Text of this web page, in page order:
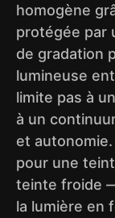
homogène
protégée par
de gradation
lumineuse
limite pas à
à un
et
pour une
teinte froide
la lumière en